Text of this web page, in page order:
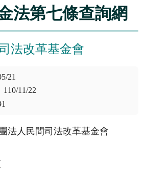
法第七條查詢網
法改革基金會
21
110/11/22
法人民間司法改革基金會